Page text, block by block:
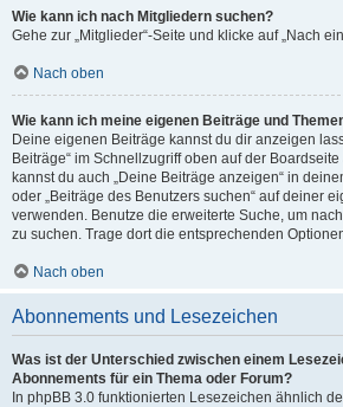
Wie kann ich nach Mitgliedern suchen?
Gehe zur „Mitglieder“-Seite und klicke auf „Nach
Nach oben
Wie kann ich meine eigenen Beiträge und
Deine eigenen Beiträge kannst du dir anzeigen
Beiträge“ im Schnellzugriff oben auf der
kannst du auch „Deine Beiträge anzeigen“ in
oder „Beiträge des Benutzers suchen“ auf deiner
verwenden. Benutze die erweiterte Suche, um
zu suchen. Trage dort die entsprechenden
Nach oben
Abonnements und Lesezeichen
Was ist der Unterschied zwischen einem
Abonnements für ein Thema oder Forum?
In phpBB 3.0 funktionierten Lesezeichen ähnlich